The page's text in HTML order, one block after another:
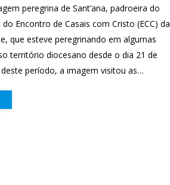
peregrina de Sant’ana, padroeira do
do Encontro de Casais com Cristo (ECC) da
que esteve peregrinando em algumas
território diocesano desde o dia 21 de
período, a imagem visitou as…